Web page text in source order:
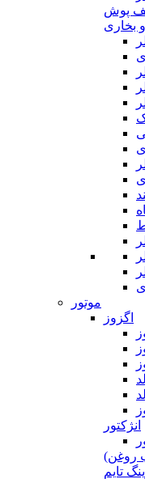
پوش
بخاری
موتور
اگزوز
انژکتور
روغن)
تایم